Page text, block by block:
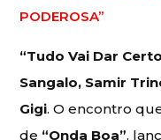
PODEROSA”
“Tudo Vai Dar
Sangalo, Samir
Gigi. O encontro
de “Onda Boa”,